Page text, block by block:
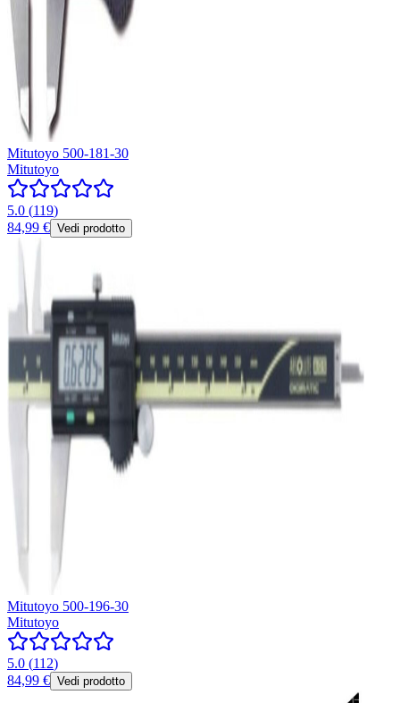
Mitutoyo 500-181-30
Mitutoyo
5.0 (119)
84,99 € Vedi prodotto
Mitutoyo 500-196-30
Mitutoyo
5.0 (112)
84,99 € Vedi prodotto